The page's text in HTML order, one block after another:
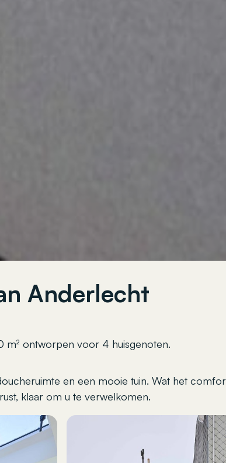
Anderlecht
m² ontworpen voor 4 huisgenoten.
en een mooie tuin. Wat het
klaar om u te verwelkomen.